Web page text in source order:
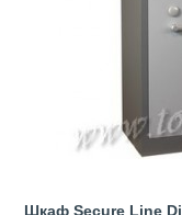
Шкаф Secure Line